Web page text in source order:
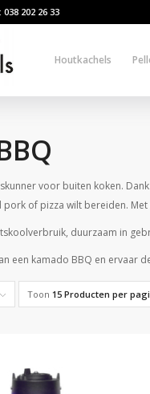
202 26 33
Houtkachels
voor buiten koken.
pork of pizza wilt bereiden.
duurzaam in
een kamado BBQ en ervaar
Toon 15 Producten per